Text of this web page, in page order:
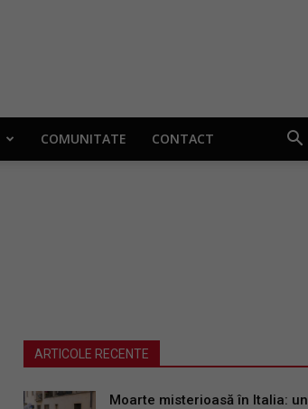
COMUNITATE CONTACT
ARTICOLE RECENTE
Moarte misterioasă în Italia: un